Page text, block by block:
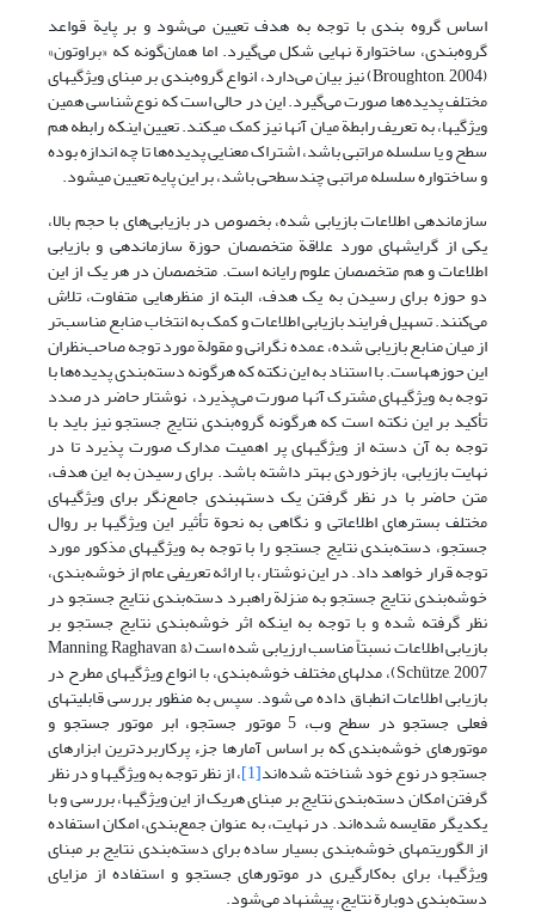
اساس گروه بندی با توجه به هدف تعیین می‌شود و بر پایة قواعد
گروه‌بندی، ساختوارة نهایی شکل می‌گیرد. اما همان‌گونه که «براوتون»
(Broughton, 2004) نیز بیان می‌دارد، انواع گروه‌بندی بر مبنای ویژگیهای
مختلف پدیده‌ها صورت می‌گیرد. این در حالی است که نوع‌شناسی همین
ویژگیها، به تعریف رابطة میان آنها نیز کمک می‏کند. تعیین اینکه رابطه هم
سطح و یا سلسله مراتبی باشد، اشتراک معنایی پدیده‌ها تا چه اندازه بوده
و ساختواره سلسله مراتبی چندسطحی باشد، بر این پایه تعیین می‏شود.
سازماندهی اطلاعات بازیابی شده، بخصوص در بازیابی‌های با حجم بالا،
یکی از گرایشهای مورد علاقة متخصصان حوزة سازماندهی و بازیابی
اطلاعات و هم متخصصان علوم رایانه است. متخصصان در هر یک از این
دو حوزه برای رسیدن به یک هدف، البته از منظرهایی متفاوت، تلاش
می‌کنند. تسهیل فرایند بازیابی اطلاعات و کمک به انتخاب منابع مناسب‌تر
از میان منابع بازیابی شده، عمده نگرانی و مقولة مورد توجه صاحب‌نظران
این حوزه‏هاست. با استناد به این نکته که هرگونه دسته‌بندی پدیده‌ها با
توجه به ویژگیهای مشترک آنها صورت می‌پذیرد، نوشتار حاضر در صدد
تأکید بر این نکته است که هرگونه گروه‌بندی نتایج جستجو نیز باید با
توجه به آن دسته از ویژگیهای پر اهمیت مدارک صورت پذیرد تا در
نهایت بازیابی، بازخوردی بهتر داشته باشد. برای رسیدن به این هدف،
متن حاضر با در نظر گرفتن یک دسته‏بندی جامع‌نگر برای ویژگیهای
مختلف بسترهای اطلاعاتی و نگاهی به نحوة تأثیر این ویژگیها بر روال
جستجو، دسته‌بندی نتایج جستجو را با توجه به ویژگیهای مذکور مورد
توجه قرار خواهد داد. در این نوشتار، با ارائه تعریفی عام از خوشه‌بندی،
خوشه‌بندی نتایج جستجو به منزلة راهبرد دسته‌بندی نتایج جستجو در
نظر گرفته شده و با توجه به اینکه اثر خوشه‌بندی نتایج جستجو بر
بازیابی اطلاعات نسبتاً مناسب ارزیابی شده است (Manning, Raghavan &
Schütze, 2007)، مدلهای مختلف خوشه‌بندی، با انواع ویژگیهای مطرح در
بازیابی اطلاعات انطباق داده می شود. سپس به منظور بررسی قابلیتهای
فعلی جستجو در سطح وب، 5 موتور جستجو، ابر موتور جستجو و
موتورهای خوشه‌بندی که بر اساس آمارها جزء پرکاربردترین ابزارهای
جستجو در نوع خود شناخته شده‌اند[1] ، از نظر توجه به ویژگیها و در نظر
گرفتن امکان دسته‌بندی نتایج بر مبنای هریک از این ویژگیها، بررسی و با
یکدیگر مقایسه شده‌اند. در نهایت، به عنوان جمع‌بندی، امکان استفاده
از الگوریتمهای خوشه‌بندی بسیار ساده برای دسته‌بندی نتایج بر مبنای
ویژگیها، برای به‌کارگیری در موتورهای جستجو و استفاده از مزایای
دسته‌بندی دوبارة نتایج، پیشنهاد می‌شود.